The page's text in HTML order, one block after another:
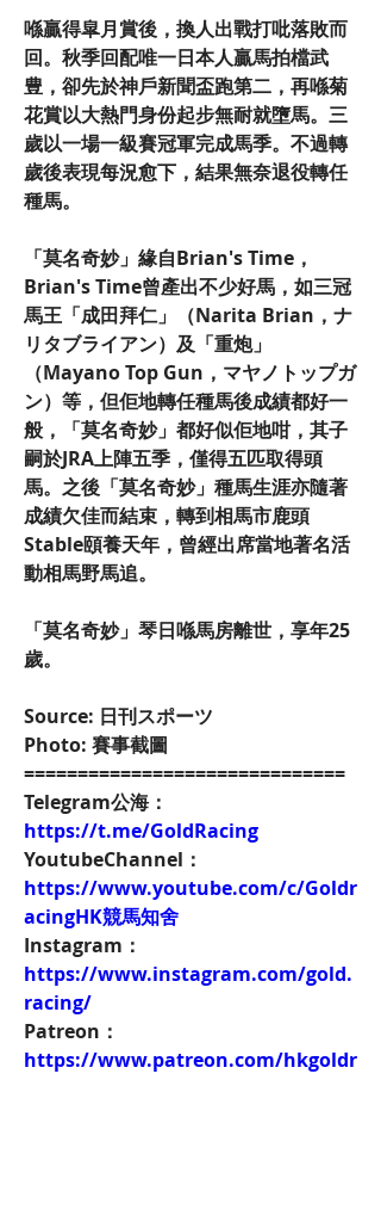
喺贏得皐月賞後，換人出戰打吡落敗而
回。秋季回配唯一日本人贏馬拍檔武
豊，卻先於神戶新聞盃跑第二，再喺菊
花賞以大熱門身份起步無耐就墮馬。三
歲以一場一級賽冠軍完成馬季。不過轉
歲後表現每況愈下，結果無奈退役轉任
種馬。
「莫名奇妙」緣自Brian's Time，
Brian's Time曾產出不少好馬，如三冠
馬王「成田拜仁」（Narita Brian，ナ
リタブライアン）及「重炮」
（Mayano Top Gun，マヤノトップガ
ン）等，但佢地轉任種馬後成績都好一
般，「莫名奇妙」都好似佢地咁，其子
嗣於JRA上陣五季，僅得五匹取得頭
馬。之後「莫名奇妙」種馬生涯亦隨著
成績欠佳而結束，轉到相馬市鹿頭
Stable頤養天年，曾經出席當地著名活
動相馬野馬追。
「莫名奇妙」琴日喺馬房離世，享年25
歲。
Source: 日刊スポーツ
Photo: 賽事截圖
==============================
Telegram公海：
https://t.me/GoldRacing
YoutubeChannel：
https://www.youtube.com/c/Goldr
acingHK競馬知舍
Instagram：
https://www.instagram.com/gold.
racing/
Patreon：
https://www.patreon.com/hkgoldr